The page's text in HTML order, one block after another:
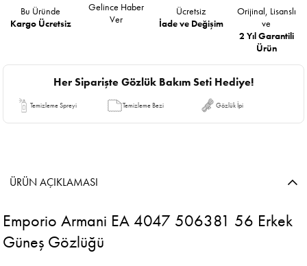
Bu Üründe
Kargo Ücretsiz
Gelince Haber
Ver
Ücretsiz
İade ve Değişim
Orijinal, Lisanslı
ve
2 Yıl Garantili
Ürün
Her Siparişte Gözlük Bakım Seti Hediye!
Temizleme Spreyi Temizleme Bezi Gözlük İpi
ÜRÜN AÇIKLAMASI
Emporio Armani EA 4047 506381 56 Erkek
Güneş Gözlüğü